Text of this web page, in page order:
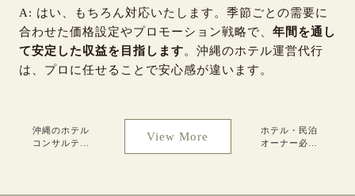
A: はい、もちろん対応いたします。季節ごとの需要に
合わせた価格設定やプロモーション戦略で、 年間を通し
て安定した収益を目指します。沖縄のホテル運営代行
は、プロに任せることで安心感が違います。
沖縄のホテル
コンサルティ
View More
ホテル・民泊
オーナー必見
チェックポイ